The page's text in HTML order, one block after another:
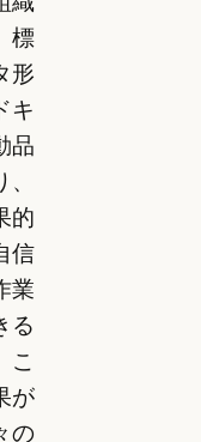
標
形
キ
品
的
信
業
る
こ
が
の